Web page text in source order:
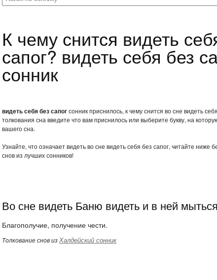
К чему снится видеть себя без
сапог? видеть себя без
сонник
видеть себя без сапогсонник приснилось, к чему снится во сне видеть
толкования сна введите что вам приснилось или выберите букву, на
вашего сна.
Узнайте, что означает видеть во сне видеть себя без сапог, читайте ниже
снов из лучших сонников!
Во сне видеть Баню видеть и в ней мыться
Благополучие, получение чести.
Толкование снов изХалдейский сонник